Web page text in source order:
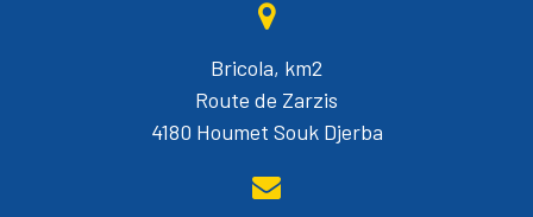
Bricola, km2
Route de Zarzis
4180 Houmet Souk Djerba